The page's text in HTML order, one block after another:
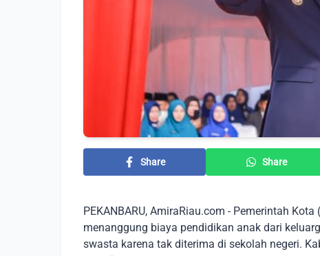
Share Share
PEKANBARU, AmiraRiau.com - Pemerintah
menanggung biaya pendidikan anak dari
swasta karena tak diterima di sekolah negeri.